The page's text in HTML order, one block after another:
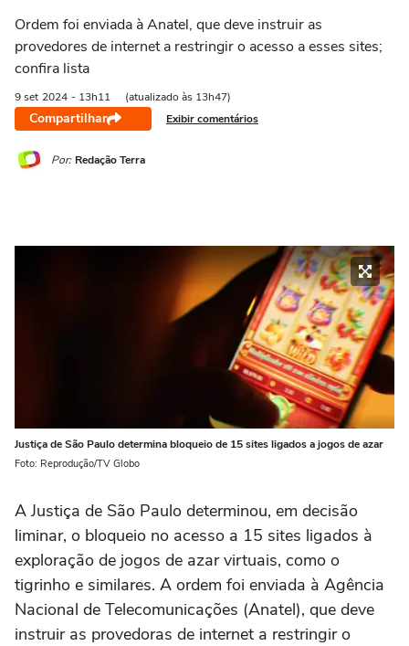
Ordem foi enviada à Anatel, que deve instruir as
provedores de internet a restringir o acesso a esses sites;
confira lista
9 set 2024 - 13h11 (atualizado às 13h47)
Compartilhar Exibir comentários
Por: Redação Terra
Justiça de São Paulo determina bloqueio de 15 sites ligados a jogos de azar
Foto: Reprodução/TV Globo
A Justiça de São Paulo determinou, em decisão
liminar, o bloqueio no acesso a 15 sites ligados à
exploração de jogos de azar virtuais, como o
tigrinho e similares. A ordem foi enviada à Agência
Nacional de Telecomunicações (Anatel), que deve
instruir as provedoras de internet a restringir o